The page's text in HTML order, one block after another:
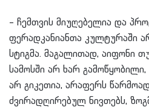
– ჩემთვის მიუღებელია და
ფერადკანიანთა კულტურაში
სტიგმა. მაგალითად, აიფონი
სამოსში არ ხარ
არ გიკეთია, არაფერს
ძვირადღირებულ ნივთებს,